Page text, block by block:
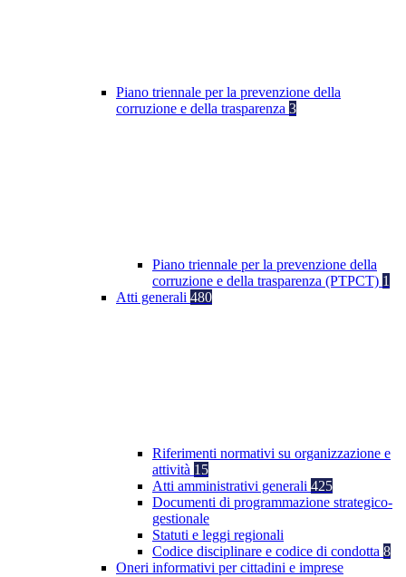
Piano triennale per la prevenzione della
corruzione e della trasparenza 3
Piano triennale per la prevenzione della
corruzione e della trasparenza (PTPCT) 1
Atti generali 480
Riferimenti normativi su organizzazione e
attività 15
Atti amministrativi generali 425
Documenti di programmazione strategico-
gestionale
Statuti e leggi regionali
Codice disciplinare e codice di condotta 8
Oneri informativi per cittadini e imprese